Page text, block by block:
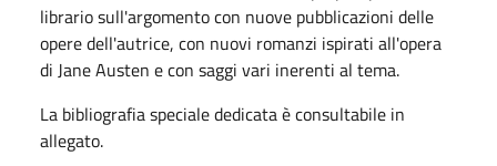
librario sull'argomento con nuove pubblicazioni delle
opere dell'autrice, con nuovi romanzi ispirati all'opera
di Jane Austen e con saggi vari inerenti al tema.
La bibliografia speciale dedicata è consultabile in
allegato.